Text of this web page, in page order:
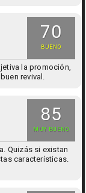
70
BUENO
la promoción,
revival.
85
MUY BUENO
Quizás si existan
características.